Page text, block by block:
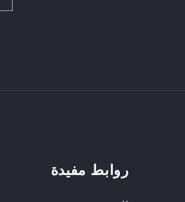
روابط مفيدة